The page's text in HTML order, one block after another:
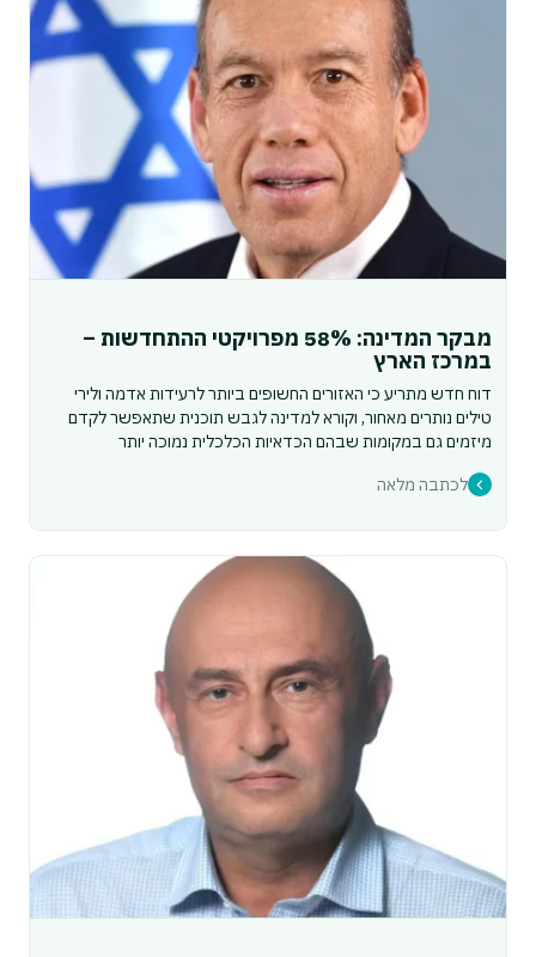
מבקר המדינה: 58% מפרויקטי ההתחדשות –
במרכז הארץ
דוח חדש מתריע כי האזורים החשופים ביותר לרעידות אדמה ולירי
טילים נותרים מאחור, וקורא למדינה לגבש תוכנית שתאפשר לקדם
מיזמים גם במקומות שבהם הכדאיות הכלכלית נמוכה יותר
לכתבה מלאה